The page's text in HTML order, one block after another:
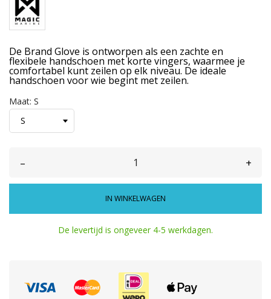
De Brand Glove is ontworpen als een zachte en
flexibele handschoen met korte vingers, waarmee je
comfortabel kunt zeilen op elk niveau. De ideale
handschoen voor wie begint met zeilen.
Maat: S
– +
IN WINKELWAGEN
De levertijd is ongeveer 4-5 werkdagen.